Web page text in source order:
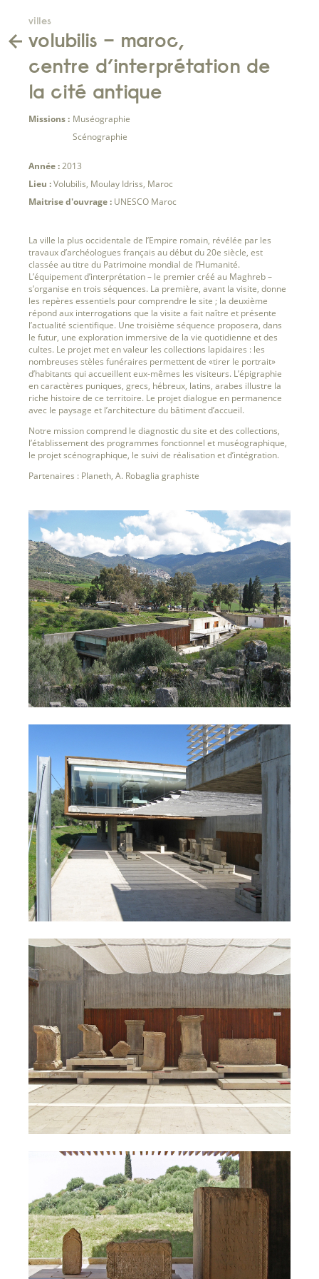
villes
volubilis – maroc,
centre d’interprétation de
la cité antique
Missions : Muséographie
Scénographie
Année :2013
Lieu :Volubilis, Moulay Idriss, Maroc
Maitrise d'ouvrage : UNESCO Maroc
La ville la plus occidentale de l’Empire romain, révélée par les
travaux d’archéologues français au début du 20e siècle, est
classée au titre du Patrimoine mondial de l’Humanité.
L’équipement d’interprétation – le premier créé au Maghreb –
s’organise en trois séquences. La première, avant la visite, donne
les repères essentiels pour comprendre le site ; la deuxième
répond aux interrogations que la visite a fait naître et présente
l’actualité scientifique. Une troisième séquence proposera, dans
le futur, une exploration immersive de la vie quotidienne et des
cultes. Le projet met en valeur les collections lapidaires : les
nombreuses stèles funéraires permettent de «tirer le portrait»
d’habitants qui accueillent eux-mêmes les visiteurs. L’épigraphie
en caractères puniques, grecs, hébreux, latins, arabes illustre la
riche histoire de ce territoire. Le projet dialogue en permanence
avec le paysage et l’architecture du bâtiment d’accueil.
Notre mission comprend le diagnostic du site et des collections,
l’établissement des programmes fonctionnel et muséographique,
le projet scénographique, le suivi de réalisation et d’intégration.
Partenaires : Planeth, A. Robaglia graphiste